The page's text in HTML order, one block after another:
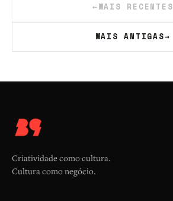
←MAIS RECENTES
MAIS ANTIGAS→
Criatividade como cultura.
Cultura como negócio.